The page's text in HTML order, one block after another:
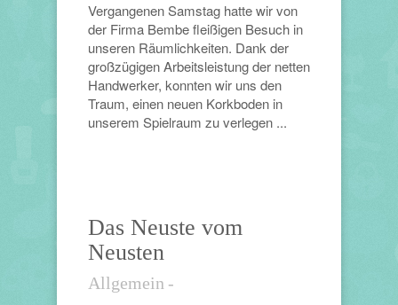
Vergangenen Samstag hatte wir von
der Firma Bembe fleißigen Besuch in
unseren Räumlichkeiten. Dank der
großzügigen Arbeitsleistung der netten
Handwerker, konnten wir uns den
Traum, einen neuen Korkboden in
unserem Spielraum zu verlegen ...
Das Neuste vom
Neusten
Allgemein -